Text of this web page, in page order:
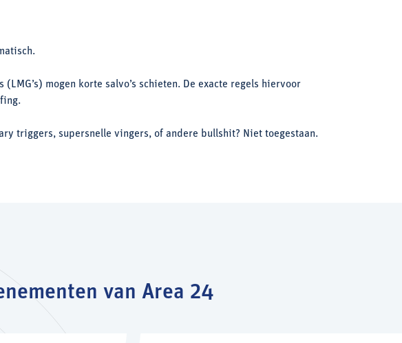
mogen korte salvo’s schieten. De exacte regels hiervoor
triggers, supersnelle vingers, of andere bullshit? Niet toegestaan.
van Area 24